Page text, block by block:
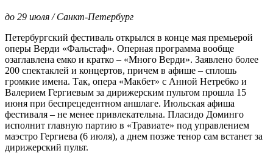
до 29 июля / Санкт-Петербург
Петербургский фестиваль открылся в конце мая премьерой
оперы Верди «Фальстаф». Оперная программа вообще
озаглавлена емко и кратко – «Много Верди». Заявлено более
200 спектаклей и концертов, причем в афише – сплошь
громкие имена. Так, опера «Макбет» с Анной Нетребко и
Валерием Гергиевым за дирижерским пультом прошла 15
июня при беспрецедентном аншлаге. Июльская афиша
фестиваля – не менее привлекательна. Пласидо Доминго
исполнит главную партию в «Травиате» под управлением
маэстро Гергиева (6 июля), а днем позже тенор сам встанет за
дирижерский пульт.